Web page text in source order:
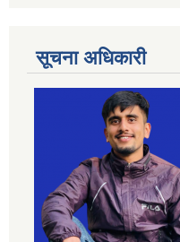
सूचना अधिकारी